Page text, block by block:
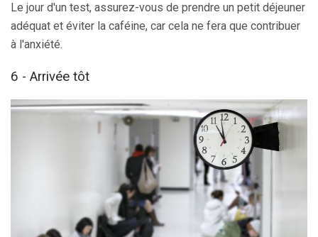
Le jour d'un test, assurez-vous de prendre un petit déjeuner
adéquat et éviter la caféine, car cela ne fera que contribuer
à l'anxiété.
6 - Arrivée tôt